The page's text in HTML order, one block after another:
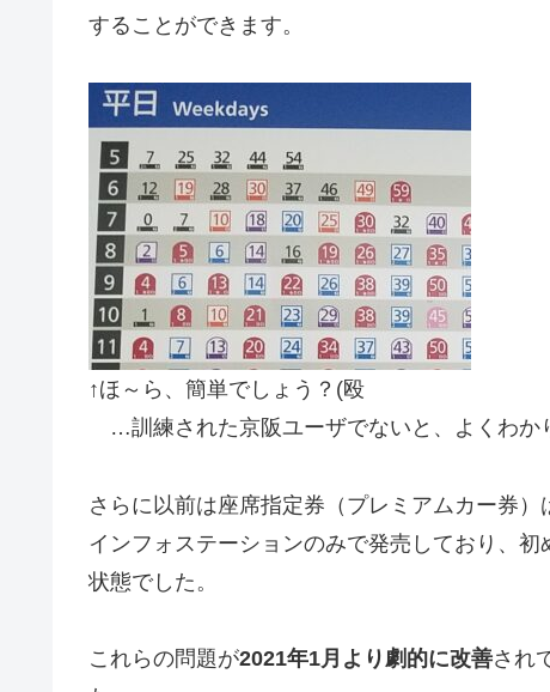
することができます。
↑ほ～ら、簡単でしょう？(殴
…訓練された京阪ユーザでないと、よくわか
さらに以前は座席指定券（プレミアムカー券
インフォステーションのみで発売しており、
状態でした。
これらの問題が2021年1月より劇的に改善され